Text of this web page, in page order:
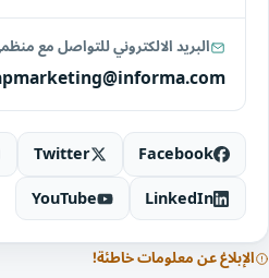
البريد الالكتروني للتواصل مع
Facebook
Twitter
LinkedIn
YouTube
الإبلاغ عن معلومات خاطئة!